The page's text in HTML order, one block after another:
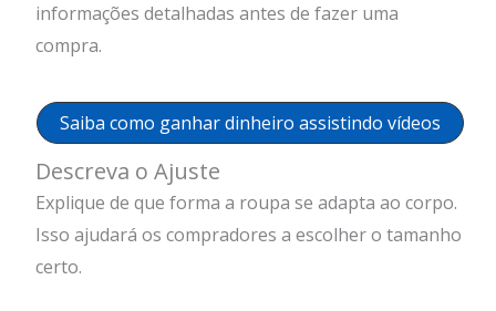
informações detalhadas antes de fazer uma
compra.
Saiba como ganhar dinheiro assistindo vídeos
Descreva o Ajuste
Explique de que forma a roupa se adapta ao corpo.
Isso ajudará os compradores a escolher o tamanho
certo.